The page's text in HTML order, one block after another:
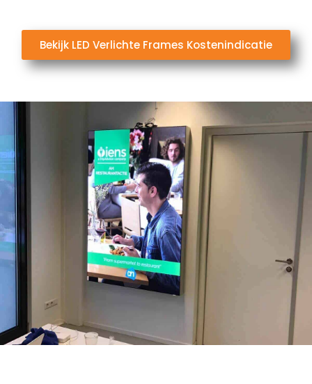
Bekijk LED Verlichte Frames Kostenindicatie